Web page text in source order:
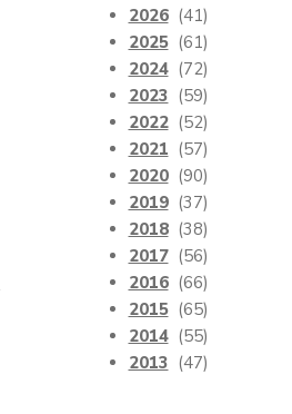
2026 (41)
2025 (61)
2024 (72)
2023 (59)
2022 (52)
2021 (57)
2020 (90)
2019 (37)
2018 (38)
2017 (56)
2016 (66)
2015 (65)
2014 (55)
2013 (47)